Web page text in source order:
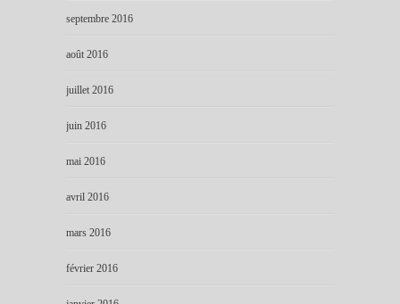
septembre 2016
août 2016
juillet 2016
juin 2016
mai 2016
avril 2016
mars 2016
février 2016